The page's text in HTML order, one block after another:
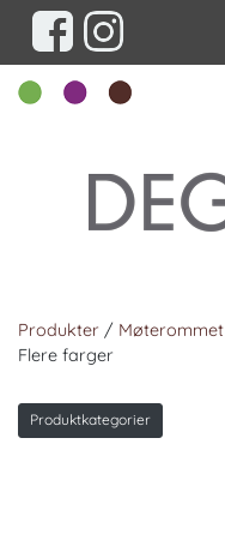
Produkter / Møterommet
Flere farger
Produktkategorier